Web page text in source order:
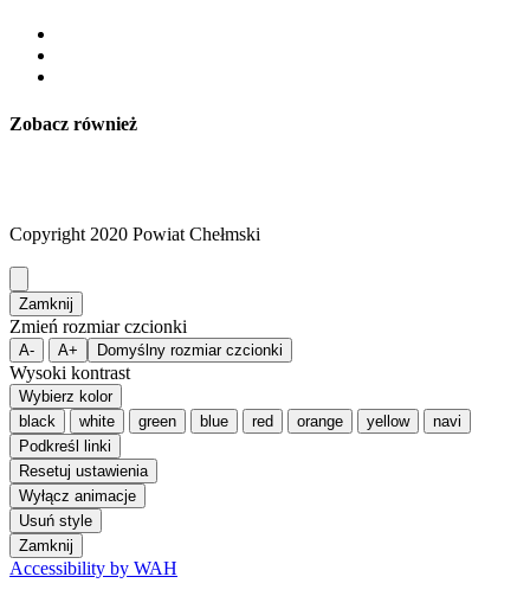
Zobacz również
Copyright 2020 Powiat Chełmski
Zamknij
Zmień rozmiar czcionki
A- A+ Domyślny rozmiar czcionki
Wysoki kontrast
Wybierz kolor
black
white green blue red orange yellow
navi
Podkreśl linki
Resetuj ustawienia
Wyłącz animacje
Usuń style
Zamknij
Accessibility by WAH